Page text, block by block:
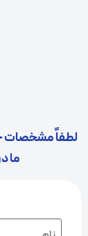
لطفاً مشخصات
ما